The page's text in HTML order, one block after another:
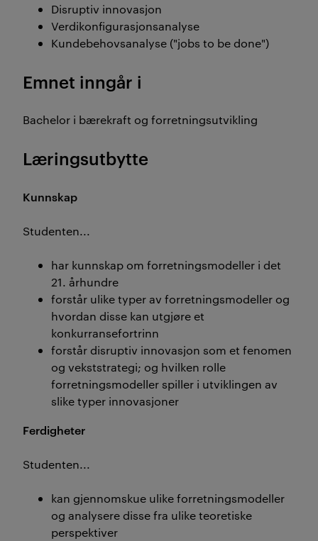
Disruptiv innovasjon
Verdikonfigurasjonsanalyse
Kundebehovsanalyse ("jobs to be done")
Emnet inngår i
Bachelor i bærekraft og forretningsutvikling
Læringsutbytte
Kunnskap
Studenten...
har kunnskap om forretningsmodeller i det
21. århundre
forstår ulike typer av forretningsmodeller og
hvordan disse kan utgjøre et
konkurransefortrinn
forstår disruptiv innovasjon som et fenomen
og vekststrategi; og hvilken rolle
forretningsmodeller spiller i utviklingen av
slike typer innovasjoner
Ferdigheter
Studenten...
kan gjennomskue ulike forretningsmodeller
og analysere disse fra ulike teoretiske
perspektiver